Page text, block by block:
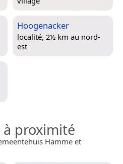
Hoogenacker
localité, 2½ km au nord-
est
proximité
Hamme et